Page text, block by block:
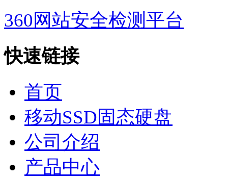
360网站安全检测平台
快速链接
首页
移动SSD固态硬盘
公司介绍
产品中心